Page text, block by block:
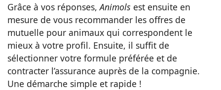
Grâce à vos réponses,Animols est ensuite en
mesure de vous recommander les offres de
mutuelle pour animaux qui correspondent le
mieux à votre profil. Ensuite, il suffit de
sélectionner votre formule préférée et de
contracter l’assurance auprès de la compagnie.
Une démarche simple et rapide !